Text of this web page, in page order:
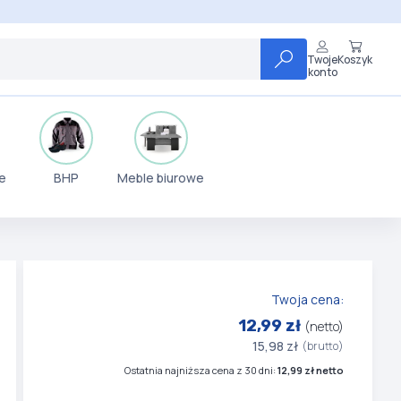
Twoje
konto
Koszyk
BHP Meble biurowe
Twoja cena:
12,99 zł (netto)
15,98 zł (brutto)
Ostatnia najniższa cena z 30 dni:12,99 zł netto